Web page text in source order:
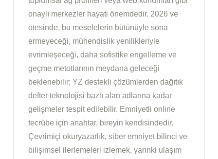
onaylı merkezler hayati önemdedir. 2026 ve
ötesinde, bu meselelerin bütünüyle sona
ermeyeceği, mühendislik yenilikleriyle
evrimleşeceği, daha sofistike engelleme ve
geçme metotlarının meydana geleceği
beklenebilir; YZ destekli çözümlerden dağıtık
defter teknolojisi bazlı alan adlarına kadar
gelişmeler tespit edilebilir. Emniyetli online
tecrübe için anahtar, bireyin kendisindedir.
Çevrimiçi okuryazarlık, siber emniyet bilinci ve
bilişimsel ilerlemeleri izlemek, yarınki ulaşım